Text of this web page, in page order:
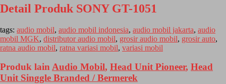
Detail Produk SONY GT-1051
tags: audio mobil, audio mobil indonesia, audio mobil jakarta, audio
mobil MGK, distributor audio mobil, grosir audio mobil, grosir auto,
ratna audio mobil, ratna variasi mobil, variasi mobil
Produk lainAudio Mobil, Head Unit Pioneer, Head
Unit Singgle Branded / Bermerek